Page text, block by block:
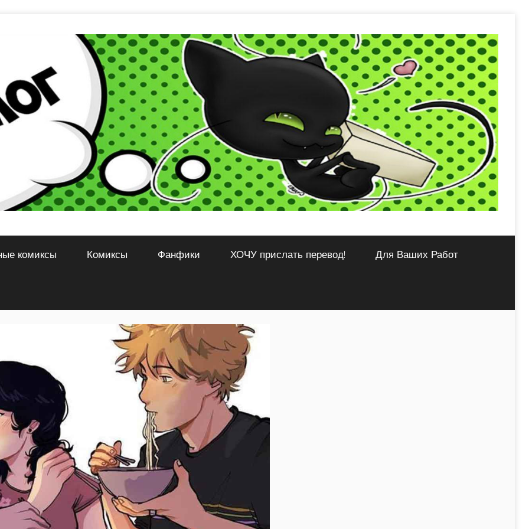
комиксы Комиксы Фанфики ХОЧУ прислать перевод! Для Ваших Работ